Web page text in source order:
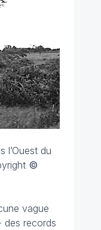
l’Ouest du
©
vague
des records